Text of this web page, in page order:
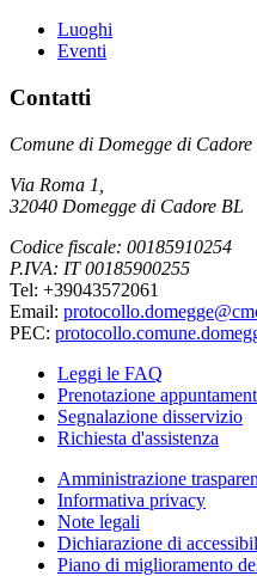
Luoghi
Eventi
Contatti
Comune di Domegge di Cadore
Via Roma 1,
32040 Domegge di Cadore BL
Codice fiscale: 00185910254
P.IVA: IT 00185900255
Tel: +39043572061
Email:
PEC:
Leggi le FAQ
Prenotazione
Segnalazione disservizio
Richiesta d'assistenza
Amministrazione
Informativa privacy
Note legali
Dichiarazione di
Piano di miglioramento